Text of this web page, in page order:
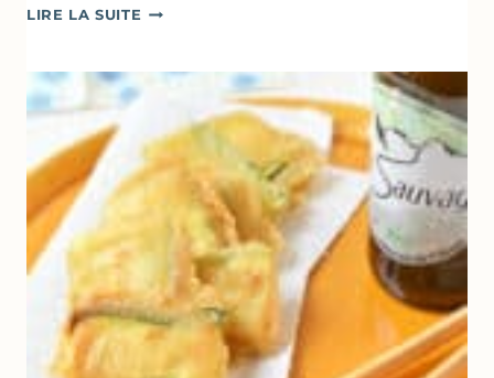
LIRE LA SUITE BÂTONNETS
CHOCOLAT
YAOURT
GREC
–
SANS
SORBETIÈRE